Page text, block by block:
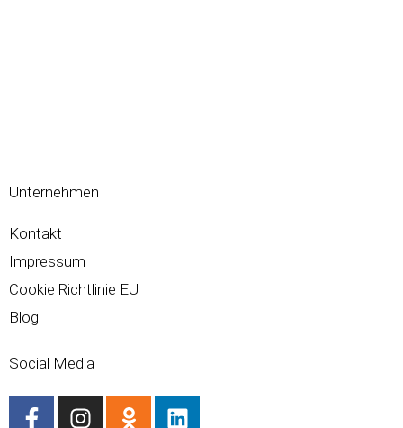
Unternehmen
Kontakt
Impressum
Cookie Richtlinie EU
Blog
Social Media
F
I
O
L